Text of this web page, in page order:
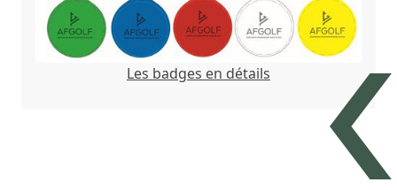
Les badges en détails